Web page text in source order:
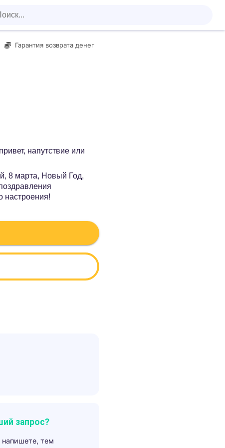
Гарантия возврата денег
напутствие или
8 марта, Новый Год,
настроения!
запрос?
тем